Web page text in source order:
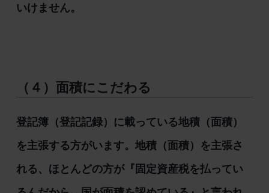
いけません。
（４）面積にこだわる
登記簿（登記記録）に載っている地積（面積）
を主張する方がいます。地積（面積）を主張さ
れる、ほとんどの方が『固定資産税を払ってい